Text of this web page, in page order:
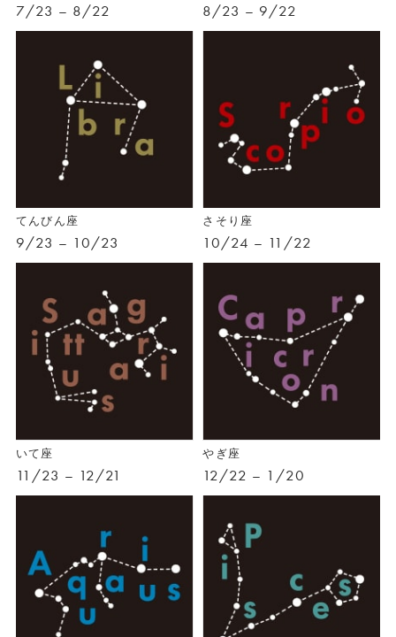
7/23 – 8/22 8/23 – 9/22
てんびん座
9/23 – 10/23
さそり座
10/24 – 11/22
いて座
11/23 – 12/21
やぎ座
12/22 – 1/20